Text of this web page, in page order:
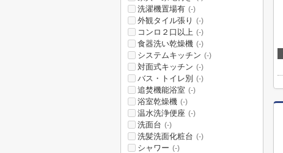
洗濯機置場有 (-)
外観タイル張り (-)
コンロ２口以上 (-)
食器洗い乾燥機 (-)
システムキッチン (-)
対面式キッチン (-)
バス・トイレ別 (-)
追焚機能浴室 (-)
浴室乾燥機 (-)
温水洗浄便座 (-)
洗面台 (-)
洗髪洗面化粧台 (-)
シャワー (-)